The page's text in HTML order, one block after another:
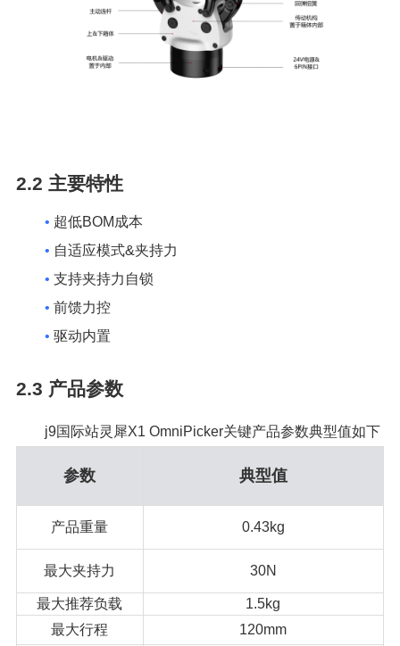
2.2 主要特性
• 超低BOM成本
• 自适应模式&夹持力
• 支持夹持力自锁
• 前馈力控
• 驱动内置
2.3 产品参数
j9国际站灵犀X1 OmniPicker关键产品参数典型值如下
参数 典型值
产品重量 0.43kg
最大夹持力 30N
最大推荐负载
1.5kg
最大行程
120mm